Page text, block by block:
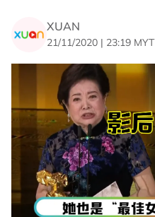
XUAN
21/11/2020 | 23:19 MYT